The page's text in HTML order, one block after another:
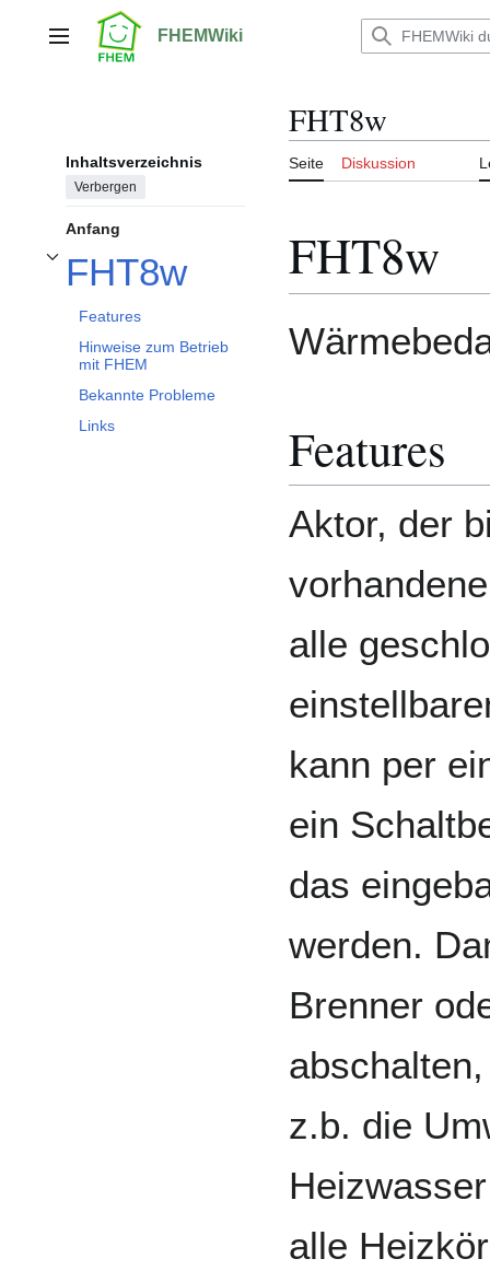
springenHauptmenü FHEMWiki
Inhaltsverzeichnis
Verbergen
Anfang
FHT8w
Unterabschnitt FHT8w umschalten
Features
Hinweise zum Betrieb
mit FHEM
Bekannte Probleme
Links
FHT8w
Seite Diskussion
FHT8w
Features
Aktor, der
alle
kann per
ein
das
werden.
Brenner
z.b. die
alle